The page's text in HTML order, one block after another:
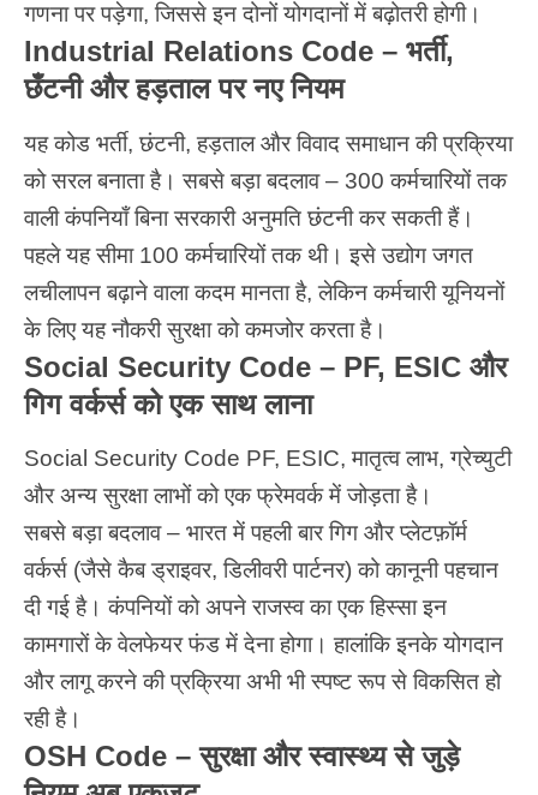
गणना पर पड़ेगा, जिससे इन दोनों योगदानों में बढ़ोतरी होगी।
Industrial Relations Code – भर्ती,
छँटनी और हड़ताल पर नए नियम
यह कोड भर्ती, छंटनी, हड़ताल और विवाद समाधान की प्रक्रिया
को सरल बनाता है। सबसे बड़ा बदलाव – 300 कर्मचारियों तक
वाली कंपनियाँ बिना सरकारी अनुमति छंटनी कर सकती हैं।
पहले यह सीमा 100 कर्मचारियों तक थी। इसे उद्योग जगत
लचीलापन बढ़ाने वाला कदम मानता है, लेकिन कर्मचारी यूनियनों
के लिए यह नौकरी सुरक्षा को कमजोर करता है।
Social Security Code – PF, ESIC और
गिग वर्कर्स को एक साथ लाना
Social Security Code PF, ESIC, मातृत्व लाभ, ग्रेच्युटी
और अन्य सुरक्षा लाभों को एक फ्रेमवर्क में जोड़ता है।
सबसे बड़ा बदलाव – भारतमें पहली बार गिग और प्लेटफ़ॉर्म
वर्कर्स (जैसे कैब ड्राइवर, डिलीवरी पार्टनर) को कानूनी पहचान
दी गई है। कंपनियों को अपने राजस्व का एक हिस्सा इन
कामगारों के वेलफेयर फंड में देना होगा। हालांकि इनके योगदान
और लागू करने की प्रक्रिया अभी भी स्पष्ट रूप से विकसित हो
रही है।
OSH Code – सुरक्षा और स्वास्थ्य से जुड़े